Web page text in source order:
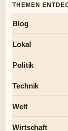
THEMEN
Blog
Lokal
Politik
Technik
Welt
Wirtschaft